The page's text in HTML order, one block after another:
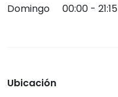
Domingo
00:00 - 21:15
Ubicación